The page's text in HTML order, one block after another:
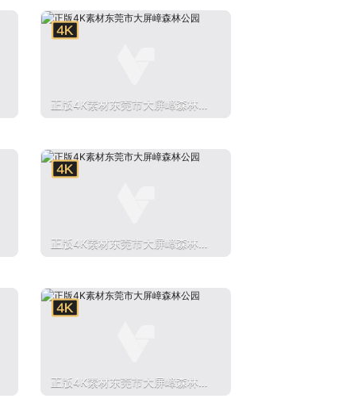
正版4K素材东莞市大屏嶂森林公
正版4K素材东莞市大屏嶂森林公
正版4K素材东莞市大屏嶂森林公